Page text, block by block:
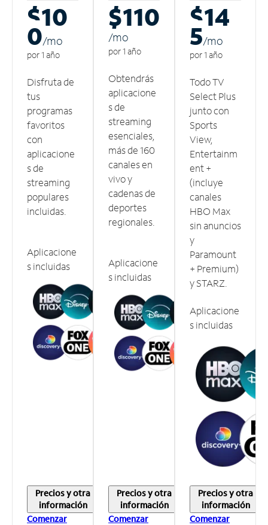
$10
0/mo
por 1 año
Disfruta de
tus
programas
favoritos
con
aplicacione
s de
streaming
populares
incluidas.
Aplicacione
s incluidas
Precios y otra
información
Comenzar
$110
/mo
por 1 año
Obtendrás
aplicacione
s de
streaming
esenciales,
más de 160
canales en
vivo y
cadenas de
deportes
regionales.
Aplicacione
s incluidas
Precios y otra
información
Comenzar
$14
5/mo
por 1 año
Todo TV
Select Plus
junto con
Sports
View,
Entertainm
ent +
(incluye
canales
HBO Max
sin anuncios
y
Paramount
+ Premium)
y STARZ.
Aplicacione
s incluidas
Precios y otra
información
Comenzar